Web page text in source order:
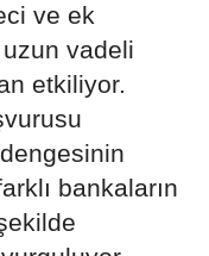
ve ek
vadeli
etkiliyor.
bankaların